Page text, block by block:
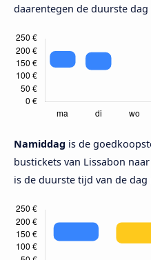
daarentegen de duurste
Namiddag is de
bustickets van Lissabon
is de duurste tijd van de dag